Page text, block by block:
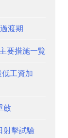
渡期
要措施一覽
工資加
啟
射擊試驗